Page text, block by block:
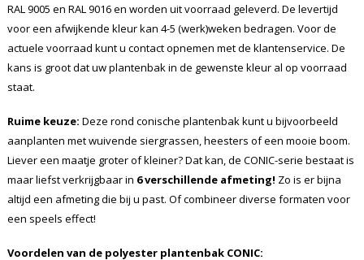
RAL 9005 en RAL 9016 en worden uit voorraad geleverd. De levertijd
voor een afwijkende kleur kan 4-5 (werk)weken bedragen. Voor de
actuele voorraad kunt u contact opnemen met de klantenservice. De
kans is groot dat uw plantenbak in de gewenste kleur al op voorraad
staat.
Ruime keuze: Deze rond conische plantenbak kunt u bijvoorbeeld
aanplanten met wuivende siergrassen, heesters of een mooie boom.
Liever een maatje groter of kleiner? Dat kan, de CONIC-serie bestaat is
maar liefst verkrijgbaar in 6 verschillende afmeting! Zo is er bijna
altijd een afmeting die bij u past. Of combineer diverse formaten voor
een speels effect!
Voordelen van de polyester plantenbak CONIC: